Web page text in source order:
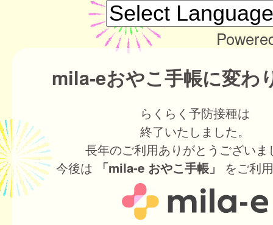
mila-eおやこ手帳に変わ
らくらく予防接種は
終了いたしました。
長年のご利用ありがとうございま
今後は
「mila-e おやこ手帳」 をご利